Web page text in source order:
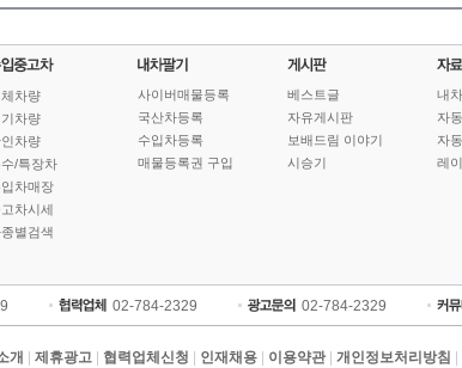
체차량
기차량
인차량
수/특장차
입차매장
차시세
별검색
사이버매물등록
국산차등록
수입차등록
매물등록권 구입
베스트글
자유게시판
보배드림 이야기
시승기
내
자
자
레
02-784-2329 02-784-2329
개 제휴광고 협력업체신청 인재채용 이용약관 개인정보처리방침